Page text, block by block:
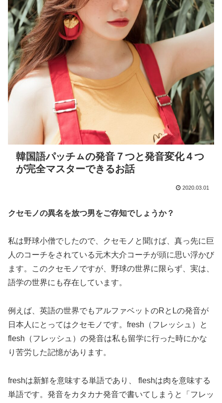
韓国語パッチㇺの発音７つと発音変化４つ
が完全マスターできるお話
2020.03.01
クセモノの異名を放つ男をご存知でしょうか？
私は野球小僧でしたので、クセモノと聞けば、真っ先に巨
人のコーチをされている元木大介コーチが頭に思い浮かび
ます。このクセモノですが、野球の世界に限らず、実は、
語学の世界にも存在しています。
例えば、英語の世界でもアルファベットのRとLの発音が
日本人にとってはクセモノです。fresh（フレッシュ）と
flesh（フレッシュ）の発音は私も留学に行った時にかな
り苦労した記憶があります。
freshは新鮮を意味する単語であり、 fleshは肉を意味する
単語です。発音をカタカナ発音で書いてしまうと「フレッ